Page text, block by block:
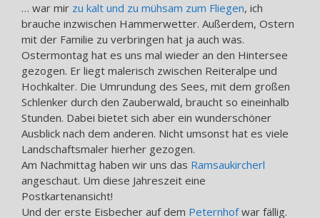
… war mir zu kalt und zu mühsam zum Fliegen, ich
brauche inzwischen Hammerwetter. Außerdem, Ostern
mit der Familie zu verbringen hat ja auch was.
Ostermontag hat es uns mal wieder an den Hintersee
gezogen. Er liegt malerisch zwischen Reiteralpe und
Hochkalter. Die Umrundung des Sees, mit dem großen
Schlenker durch den Zauberwald, braucht so eineinhalb
Stunden. Dabei bietet sich aber ein wunderschöner
Ausblick nach dem anderen. Nicht umsonst hat es viele
Landschaftsmaler hierher gezogen.
Am Nachmittag haben wir uns das Ramsaukircherl
angeschaut. Um diese Jahreszeit eine
Postkartenansicht!
Und der erste Eisbecher auf dem Peternhofwar fällig.